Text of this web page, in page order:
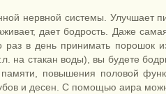
нервной системы. Улучшает
дает бодрость. Даже
раз в день принимать порошок
на стакан воды), вы будете
повышения половой
и десен. С помощью аира